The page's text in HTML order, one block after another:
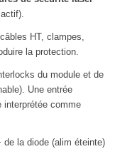
HT, clampes,
la protection.
du module et de
Une entrée
interprétée comme
de la diode (alim éteinte)